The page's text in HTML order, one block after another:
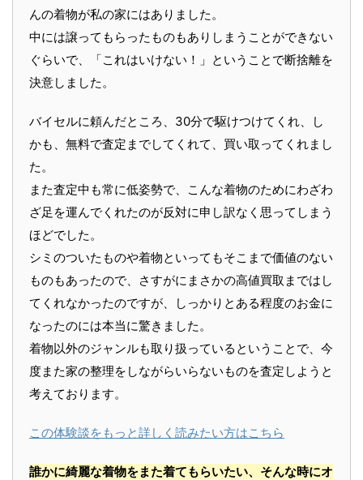
んの着物が私の家にはありました。
中には譲ってもらったものもありしまうことができない
ぐらいで、「これはいけない！」ということで断捨離を
決意しました。
バイセルに頼んだところ、30分で駆けつけてくれ、し
かも、無料で査定までしてくれて、買い取ってくれまし
た。
また査定中も常に低姿勢で、こんな着物のためにわざわ
ざ足を運んでくれたのが反対に申し訳なく思ってしまう
ほどでした。
シミのついたものや着物といってもそこまで価値のない
ものもあったので、さすがにまさかの高値買取まではし
てくれなかったのですが、しっかりとある程度のお金に
なったのには本当に驚きました。
着物以外のジャンルも取り扱っているということで、今
度また家の整理をしながらいらないものを査定しようと
考えております。
この体験談をもっと詳しく読みたい方はこちら
誰かに綺麗な着物をまた着てもらいたい、そんな時にオ